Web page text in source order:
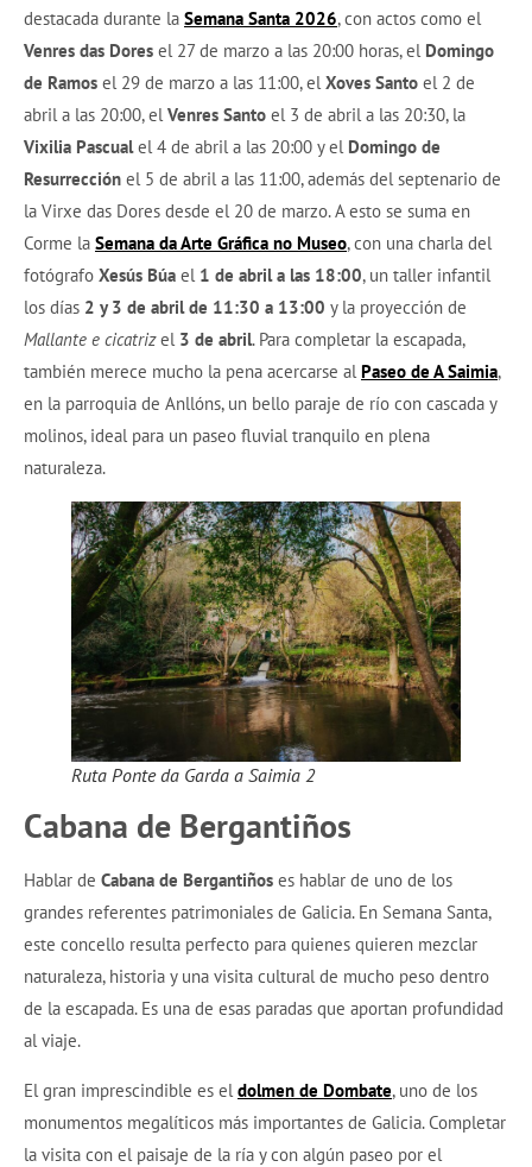
destacada durante la Semana Santa 2026, con actos como el
Venres das Dores el 27 de marzo a las 20:00 horas, el Domingo
de Ramos el 29 de marzo a las 11:00, elXoves Santo el 2 de
abril a las 20:00, elVenres Santo el 3 de abril a las 20:30, la
Vixilia Pascualel 4 de abril a las 20:00 y el Domingo de
Resurrección el 5 de abril a las 11:00, además del septenario de
la Virxe das Dores desde el 20 de marzo. A esto se suma en
Corme la Semana da Arte Gráfica no Museo, con una charla del
fotógrafo Xesús Búa el 1 de abril a las 18:00, un taller infantil
los días 2 y 3 de abril de 11:30 a 13:00 y la proyección de
Mallante e cicatrizel 3 de abril. Para completar la escapada,
también merece mucho la pena acercarse alPaseo de A Saimia,
en la parroquia de Anllóns, un bello paraje de río con cascada y
molinos, ideal para un paseo fluvial tranquilo en plena
naturaleza.
Ruta Ponte da Garda a Saimia 2
Cabana de Bergantiños
Hablar de Cabana de Bergantiños es hablar de uno de los
grandes referentes patrimoniales de Galicia. En Semana Santa,
este concello resulta perfecto para quienes quieren mezclar
naturaleza, historia y una visita cultural de mucho peso dentro
de la escapada. Es una de esas paradas que aportan profundidad
al viaje.
El gran imprescindible es eldolmen de Dombate, uno de los
monumentos megalíticos más importantes de Galicia. Completar
la visita con el paisaje de la ría y con algún paseo por el